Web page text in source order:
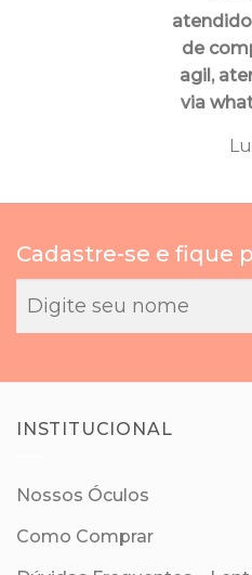
de
agil,
via
Cadastre-se e fique
INSTITUCIONAL
Nossos Óculos
Como Comprar